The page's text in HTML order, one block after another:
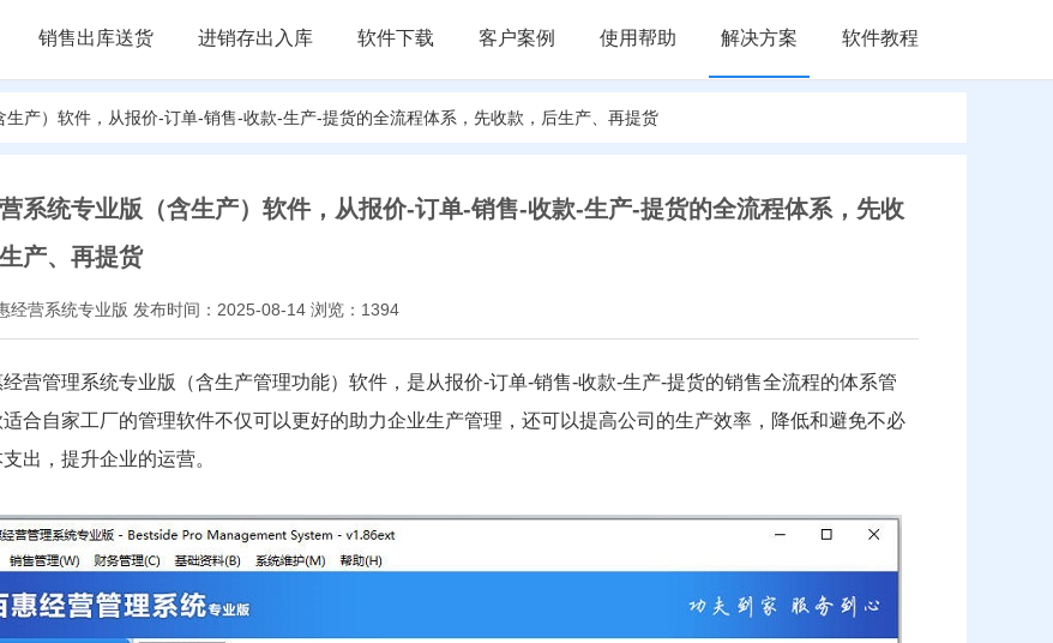
销售出库送货 进销存出入库 软件下载 客户案例 使用帮助 解决方案 软件教程
生产）软件，从报价-订单-销售-收款-生产-提货的全流程体系，先收款，后生产、再提货
系统专业版（含生产）软件，从报价-订单-销售-收款-生产-提货的全流程体系，先收
产、再提货
经营系统专业版 发布时间：2025-08-14 浏览：1394
营管理系统专业版（含生产管理功能）软件，是从报价-订单-销售-收款-生产-提货的销售全流程的体系管
合自家工厂的管理软件不仅可以更好的助力企业生产管理，还可以提高公司的生产效率，降低和避免不必
出，提升企业的运营。